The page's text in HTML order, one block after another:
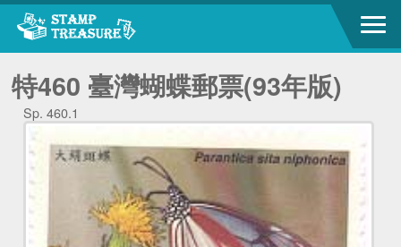
特460 臺灣蝴蝶郵票(93年版)
Sp. 460.1